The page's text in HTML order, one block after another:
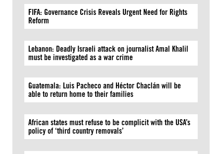
FIFA: Governance Crisis Reveals Urgent Need for Rights
Reform
Lebanon: Deadly Israeli attack on journalist Amal Khalil
must be investigated as a war crime
Guatemala: Luis Pacheco and Héctor Chaclán will be
able to return home to their families
African states must refuse to be complicit with the USA’s
policy of ‘third country removals’